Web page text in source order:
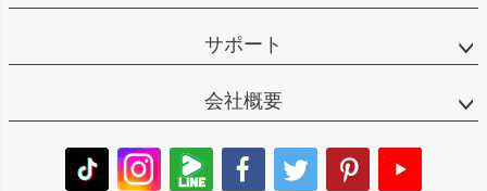
サポート
会社概要